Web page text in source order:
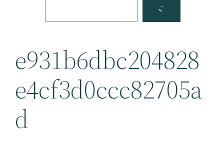
Facebook
e931b6dbc204828
e4cf3d0ccc82705a
d